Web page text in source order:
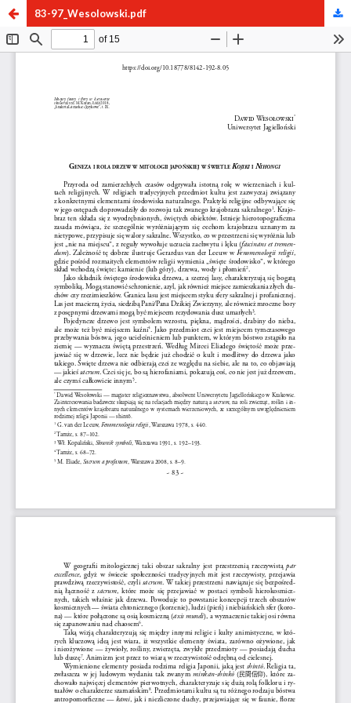
83-97_Wesolowski.pdf